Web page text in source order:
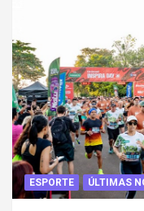
ESPORTE ÚLTIMAS